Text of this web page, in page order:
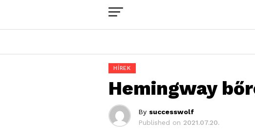
HÍREK
Hemingway
By successwolf
Published on 2021.07.20.